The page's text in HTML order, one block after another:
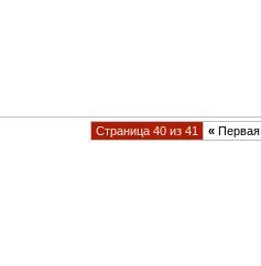
Страница 40 из 41 « Первая